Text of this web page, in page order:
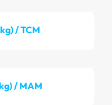
/ TCM
/ MAM